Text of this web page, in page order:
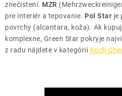
znečistení. MZR
pre interiér a tepovanie. Pol Star je
povrchy (alcantara, koža). Ak
komplexne, Green Star pokryje
z radu nájdete v kategórii Koch